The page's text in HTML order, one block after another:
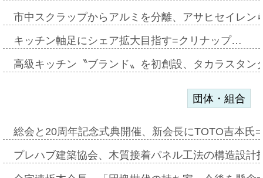
市中スクラップからアルミを分離、アサヒセイレ
キッチン軸足にシェア拡大目指す=クリナップ…
高級キッチン〝ブランド〟を初創設、タカラスタ
団体・組合
総会と20周年記念式典開催、新会長にTOTO吉本氏
プレハブ建築協会、木質接着パネル工法の構造設